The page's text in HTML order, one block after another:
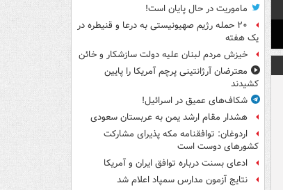
ماموریت در حال پایان است!
۲۰ حمله رژیم صهیونیستی به درعا و قنیطره در
یک هفته
خیزش مردم لبنان علیه دولت سازشکار و خائن
معترضان آرژانتینی پرچم آمریکا را پایین
کشیدند
شکاف‌های عمیق در اسرائیل!
هشدار مقام ارشد یمن به عربستان سعودی
اردوغان: توافقنامه مکه پذیرای مشارکت
کشورهای دوست است
ادعای بسنت درباره توافق ایران و آمریکا
نتایج آزمون مدارس سمپاد اعلام شد